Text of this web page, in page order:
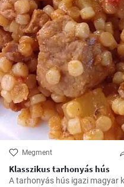
Megment
Klasszikus tarhonyás hús
A tarhonyás hús igazi magyar